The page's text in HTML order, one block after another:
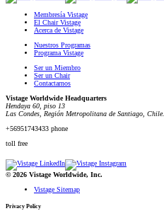
Membresía Vistage
El Chair Vistage
Acerca de Vistage
Nuestros Programas
Programa Vistage
Ser un Miembro
Ser un Chair
Contactarnos
Vistage Worldwide Headquarters
Hendaya 60, piso 13
Las Condes, Región Metropolitana de Santiago, Chile.
+56951743433 phone
toll free
© 2026 Vistage Worldwide, Inc.
Vistage Sitemap
Privacy Policy